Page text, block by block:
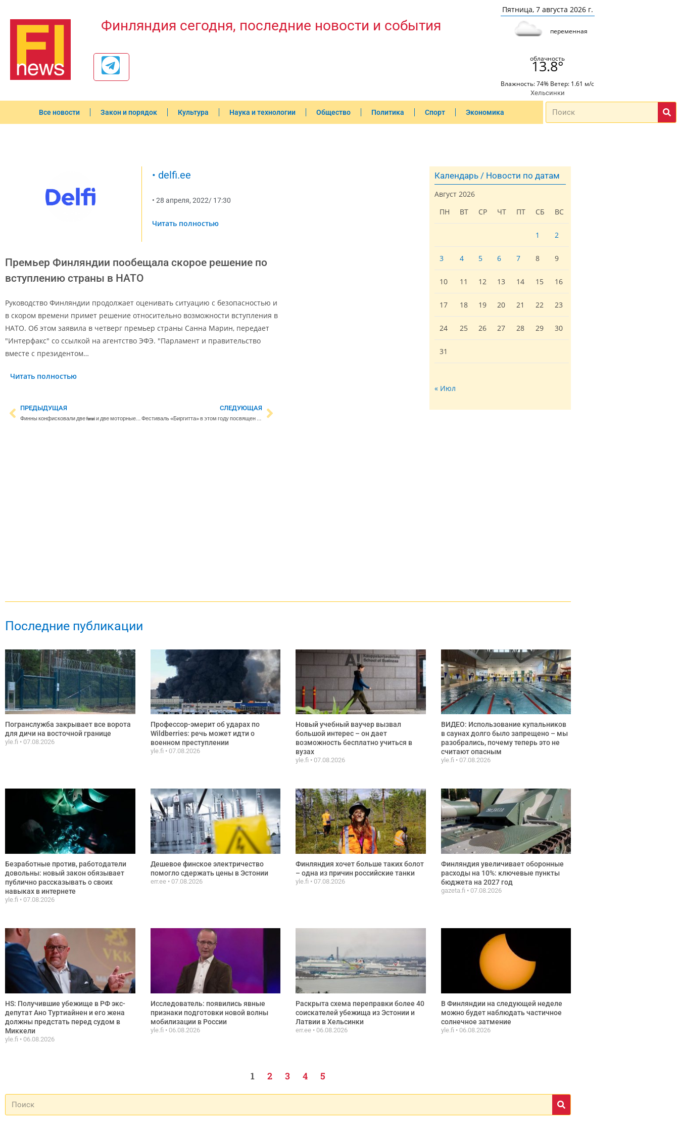
Финляндия сегодня, последние новости и события
Пятница, 7 августа 2026 г.
переменная
облачность
13.8°
Влажность: 74% Ветер: 1.61 м/с
Хельсинки
Все новости Закон и порядок Культура Наука и технологии Общество Политика Спорт Экономика
• delfi.ee
• 28 апреля, 2022/ 17:30
Читать полностью
Премьер Финляндии пообещала скорое решение по
вступлению страны в НАТО
Руководство Финляндии продолжает оценивать ситуацию с безопасностью и
в скором времени примет решение относительно возможности вступления в
НАТО. Об этом заявила в четверг премьер страны Санна Марин, передает
"Интерфакс" со ссылкой на агентство ЭФЭ. "Парламент и правительство
вместе с президентом…
Читать полностью
ПРЕДЫДУЩАЯ
Финны конфисковали две Ferrari и две моторные лодки, принадлежащие олигарху Борису Ротенбергу
СЛЕДУЮЩАЯ
Фестиваль «Биргитта» в этом году посвящен музыкальным связям Эстонии и Финляндии
Календарь / Новости по датам
Август 2026
ПН
ВТ СР ЧТ ПТ СБ ВС
1 2
3 4 5 6 7 8 9
10 11 12 13 14 15 16
17 18 19 20 21 22 23
24 25 26 27 28 29 30
31
« Июл
Последние публикации
Погранслужба закрывает все ворота
для дичи на восточной границе
yle.fi 07.08.2026
Профессор-эмерит об ударах по
Wildberries: речь может идти о
военном преступлении
yle.fi 07.08.2026
Новый учебный ваучер вызвал
большой интерес – он дает
возможность бесплатно учиться в
вузах
yle.fi 07.08.2026
ВИДЕО: Использование купальников
в саунах долго было запрещено – мы
разобрались, почему теперь это не
считают опасным
yle.fi 07.08.2026
Безработные против, работодатели
довольны: новый закон обязывает
публично рассказывать о своих
навыках в интернете
yle.fi 07.08.2026
Дешевое финское электричество
помогло сдержать цены в Эстонии
err.ee 07.08.2026
Финляндия хочет больше таких болот
– одна из причин российские танки
yle.fi 07.08.2026
Финляндия увеличивает оборонные
расходы на 10%: ключевые пункты
бюджета на 2027 год
gazeta.fi 07.08.2026
HS: Получившие убежище в РФ экс-
депутат Ано Туртиайнен и его жена
должны предстать перед судом в
Миккели
yle.fi 06.08.2026
Исследователь: появились явные
признаки подготовки новой волны
мобилизации в России
yle.fi 06.08.2026
Раскрыта схема переправки более 40
соискателей убежища из Эстонии и
Латвии в Хельсинки
err.ee 06.08.2026
В Финляндии на следующей неделе
можно будет наблюдать частичное
солнечное затмение
yle.fi 06.08.2026
1 2 3 4 5